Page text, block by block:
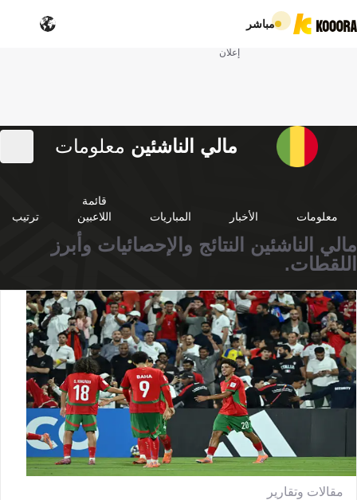
مباشر
إعلان
مالي الناشئين معلومات
معلومات الأخبار المباريات
قائمة
اللاعبين
ترتيب
مالي الناشئين النتائج والإحصائيات وأبرز
اللقطات.
مقالات وتقارير